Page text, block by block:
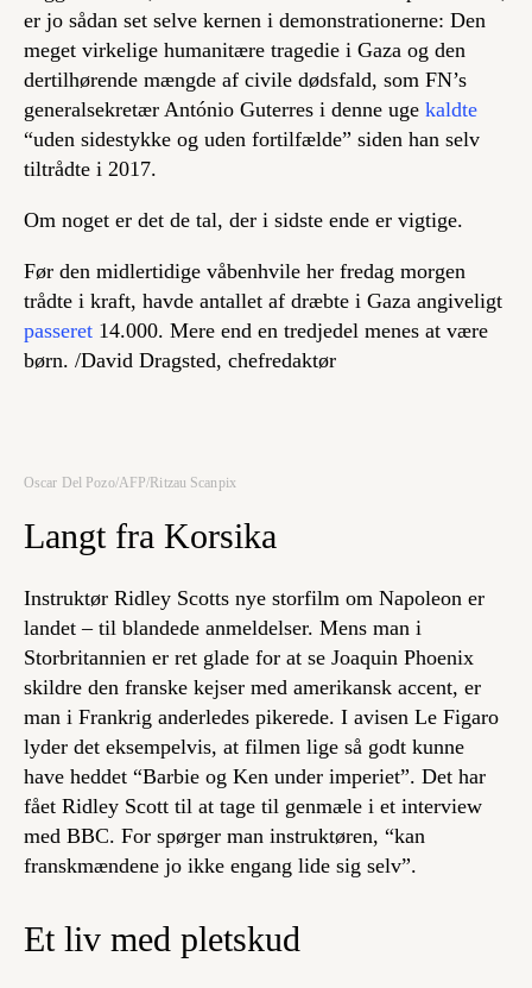
er jo sådan set selve kernen i demonstrationerne: Den
meget virkelige humanitære tragedie i Gaza og den
dertilhørende mængde af civile dødsfald, som FN’s
generalsekretær António Guterres i denne uge kaldte
“uden sidestykke og uden fortilfælde” siden han selv
tiltrådte i 2017.
Om noget er det de tal, der i sidste ende er vigtige.
Før den midlertidige våbenhvile her fredag morgen
trådte i kraft, havde antallet af dræbte i Gaza angiveligt
passeret 14.000. Mere end en tredjedel menes at være
børn. /David Dragsted, chefredaktør
Oscar Del Pozo/AFP/Ritzau Scanpix
Langt fra Korsika
Instruktør Ridley Scotts nye storfilm om Napoleon er
landet – til blandede anmeldelser. Mens man i
Storbritannien er ret glade for at se Joaquin Phoenix
skildre den franske kejser med amerikansk accent, er
man i Frankrig anderledes pikerede. I avisen Le Figaro
lyder det eksempelvis, at filmen lige så godt kunne
have heddet “Barbie og Ken under imperiet”. Det har
fået Ridley Scott til at tage til genmæle i et interview
med BBC. For spørger man instruktøren, “kan
franskmændene jo ikke engang lide sig selv”.
Et liv med pletskud